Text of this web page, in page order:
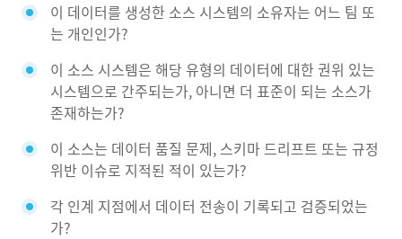
이 데이터를 생성한 소스 시스템의 소유자는 어느 팀 또
는 개인인가?
이 소스 시스템은 해당 유형의 데이터에 대한 권위 있는
시스템으로 간주되는가, 아니면 더 표준이 되는 소스가
존재하는가?
이 소스는 데이터 품질 문제, 스키마 드리프트 또는 규정
위반 이슈로 지적된 적이 있는가?
각 인계 지점에서 데이터 전송이 기록되고 검증되었는
가?